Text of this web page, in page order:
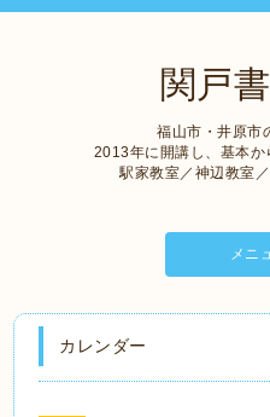
関戸
福山市・井原市
2013年に開講し、基本か
駅家教室／神辺教室
メニ
カレンダー